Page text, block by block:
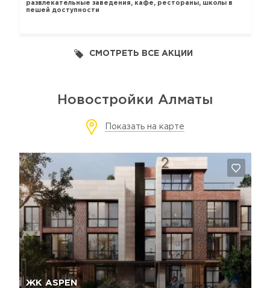
развлекательные заведения, кафе, рестораны, школы в
пешей доступности
СМОТРЕТЬ ВСЕ АКЦИИ
Новостройки Алматы
Показать на карте
ЖК ASPEN
Отмена